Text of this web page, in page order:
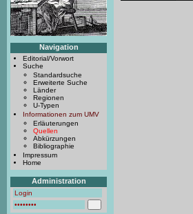
Navigation
Editorial/Vorwort
Suche
Standardsuche
Erweiterte Suche
Länder
Regionen
U-Typen
Informationen zum UMV
Erläuterungen
Quellen
Abkürzungen
Bibliographie
Impressum
Home
Administration